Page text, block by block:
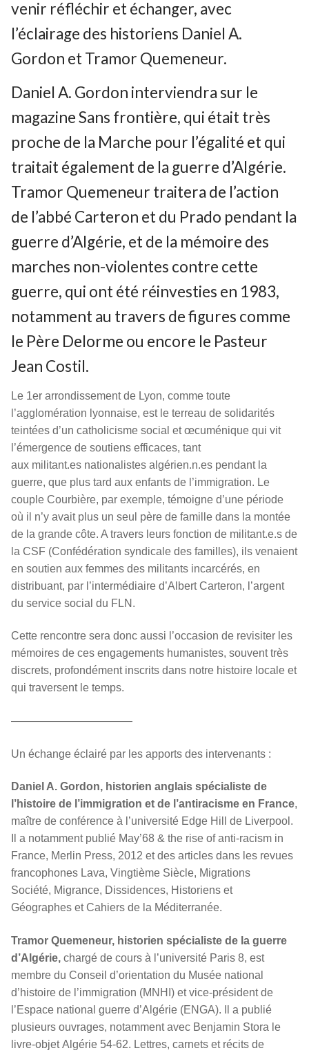
venir réfléchir et échanger, avec
l’éclairage des historiens Daniel A.
Gordon et Tramor Quemeneur.
Daniel A. Gordon interviendra sur le
magazine Sans frontière, qui était très
proche de la Marche pour l’égalité et qui
traitait également de la guerre d’Algérie.
Tramor Quemeneur traitera de l’action
de l’abbé Carteron et du Prado pendant la
guerre d’Algérie, et de la mémoire des
marches non-violentes contre cette
guerre, qui ont été réinvesties en 1983,
notamment au travers de figures comme
le Père Delorme ou encore le Pasteur
Jean Costil.
Le 1er arrondissement de Lyon, comme toute
l’agglomération lyonnaise, est le terreau de solidarités
teintées d’un catholicisme social et œcuménique qui vit
l’émergence de soutiens efficaces, tant
aux militant.es nationalistes algérien.n.es pendant la
guerre, que plus tard aux enfants de l’immigration. Le
couple Courbière, par exemple, témoigne d’une période
où il n’y avait plus un seul père de famille dans la montée
de la grande côte. A travers leurs fonction de militant.e.s de
la CSF (Confédération syndicale des familles), ils venaient
en soutien aux femmes des militants incarcérés, en
distribuant, par l’intermédiaire d’Albert Carteron, l’argent
du service social du FLN.
Cette rencontre sera donc aussi l’occasion de revisiter les
mémoires de ces engagements humanistes, souvent très
discrets, profondément inscrits dans notre histoire locale et
qui traversent le temps.
———————————
Un échange éclairé par les apports des intervenants :
Daniel A. Gordon, historien anglais spécialiste de
l’histoire de l’immigration et de l’antiracisme en France,
maître de conférence à l’université Edge Hill de Liverpool.
Il a notamment publié May’68 & the rise of anti-racism in
France, Merlin Press, 2012 et des articles dans les revues
francophones Lava, Vingtième Siècle, Migrations
Société, Migrance, Dissidences, Historiens et
Géographes et Cahiers de la Méditerranée.
Tramor Quemeneur, historien spécialiste de la guerre
d’Algérie, chargé de cours à l’université Paris 8, est
membre du Conseil d’orientation du Musée national
d’histoire de l’immigration (MNHI) et vice-président de
l’Espace national guerre d’Algérie (ENGA). Il a publié
plusieurs ouvrages, notamment avec Benjamin Stora le
livre-objet Algérie 54-62. Lettres, carnets et récits de